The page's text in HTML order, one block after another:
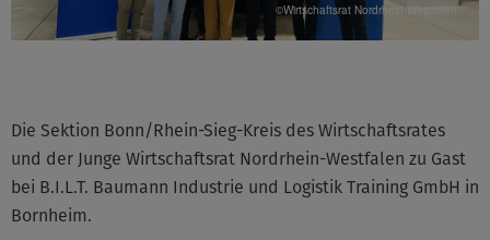
©Wirtschaftsrat Nordrhein-Westfalen
Die Sektion Bonn/Rhein-Sieg-Kreis des Wirtschaftsrates
und der Junge Wirtschaftsrat Nordrhein-Westfalen zu Gast
bei B.I.L.T. Baumann Industrie und Logistik Training GmbH in
Bornheim.